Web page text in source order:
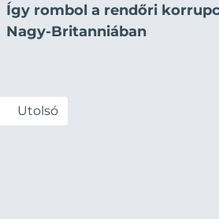
Így rombol a rendőri
Nagy-Britanniában
Utolsó